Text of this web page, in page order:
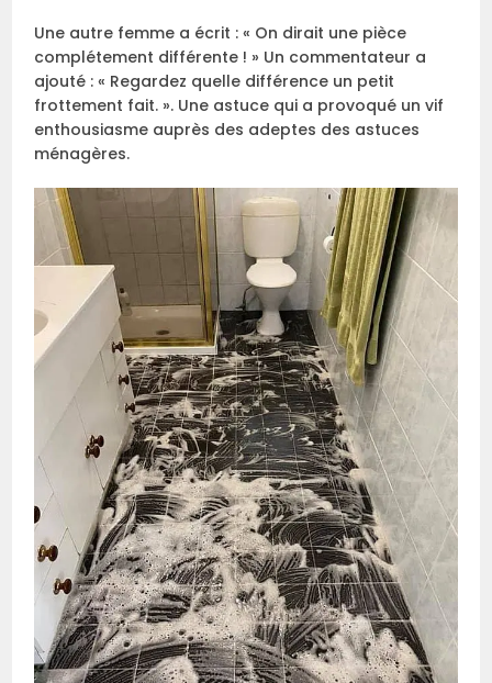
Une autre femme a écrit : « On dirait une pièce
complétement différente ! » Un commentateur a
ajouté : « Regardez quelle différence un petit
frottement fait. ». Une astuce qui a provoqué un vif
enthousiasme auprès des adeptes des astuces
ménagères.